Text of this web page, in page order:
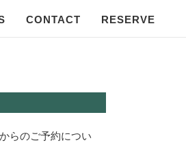
CONTACT RESERVE
らのご予約につい